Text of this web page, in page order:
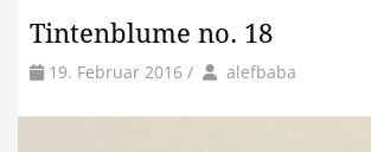
Tintenblume no. 18
19. Februar 2016 / by Author
alefbaba